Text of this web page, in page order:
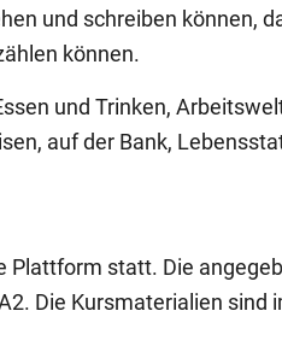
und schreiben können,
können.
und Trinken,
auf der Bank,
Plattform statt. Die
Die Kursmaterialien sind